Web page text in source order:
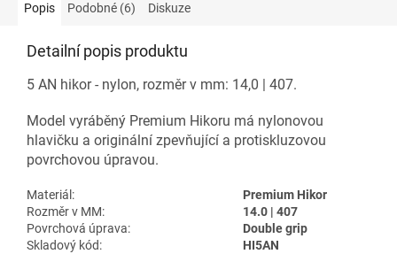
Popis Podobné (6) Diskuze
Detailní popis produktu
5 AN hikor - nylon, rozměr v mm: 14,0 | 407.
Model vyráběný Premium Hikoru má nylonovou
hlavičku a originální zpevňující a protiskluzovou
povrchovou úpravou.
Materiál:
Premium Hikor
Rozměr v MM:
14.0 | 407
Povrchová úprava:
Double grip
Skladový kód:
HI5AN